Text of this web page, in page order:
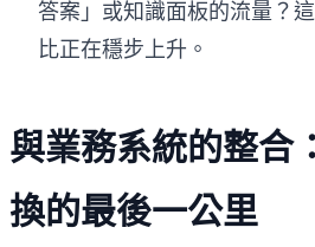
答案」或知識面板的流量？
比正在穩步上升。
與業務系統的整合
換的最後一公里